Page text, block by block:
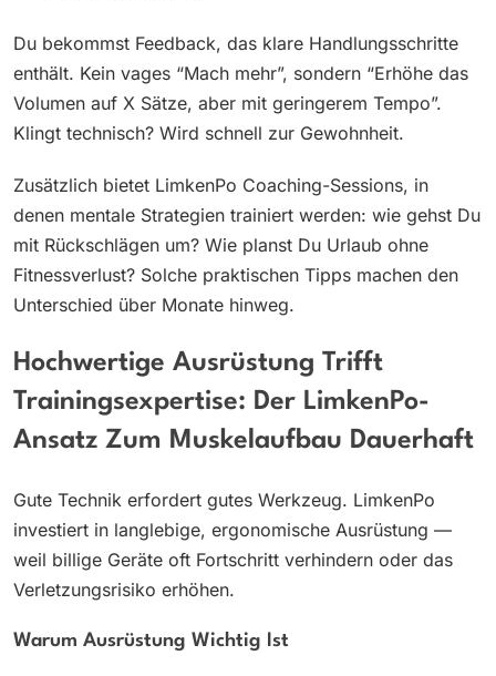
Du bekommst Feedback, das klare Handlungsschritte
enthält. Kein vages “Mach mehr”, sondern “Erhöhe das
Volumen auf X Sätze, aber mit geringerem Tempo”.
Klingt technisch? Wird schnell zur Gewohnheit.
Zusätzlich bietet LimkenPo Coaching-Sessions, in
denen mentale Strategien trainiert werden: wie gehst Du
mit Rückschlägen um? Wie planst Du Urlaub ohne
Fitnessverlust? Solche praktischen Tipps machen den
Unterschied über Monate hinweg.
Hochwertige Ausrüstung Trifft
Trainingsexpertise: Der LimkenPo-
Ansatz Zum Muskelaufbau Dauerhaft
Gute Technik erfordert gutes Werkzeug. LimkenPo
investiert in langlebige, ergonomische Ausrüstung —
weil billige Geräte oft Fortschritt verhindern oder das
Verletzungsrisiko erhöhen.
Warum Ausrüstung Wichtig Ist